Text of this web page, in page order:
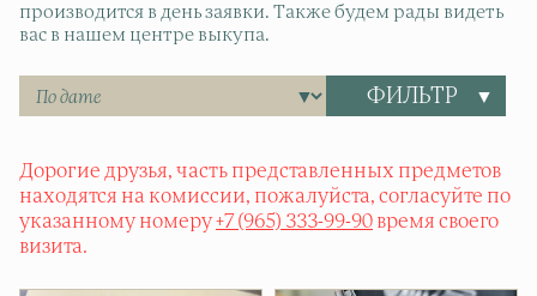
производится в день заявки. Также будем рады видеть
вас в нашем центре выкупа.
ФИЛЬТР
Дорогие друзья, часть представленных предметов
находятся на комиссии, пожалуйста, согласуйте по
указанному номеру+7 (965) 333-99-90 время своего
визита.